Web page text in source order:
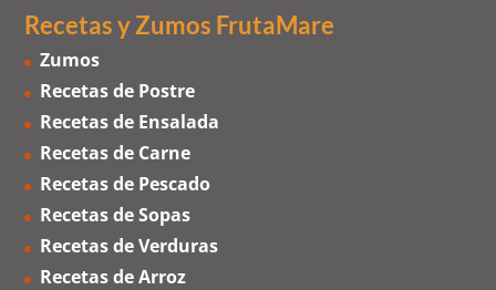
Recetas y Zumos FrutaMare
Zumos
Recetas de Postre
Recetas de Ensalada
Recetas de Carne
Recetas de Pescado
Recetas de Sopas
Recetas de Verduras
Recetas de Arroz